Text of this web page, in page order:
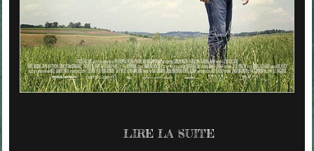
LIRE LA SUITE